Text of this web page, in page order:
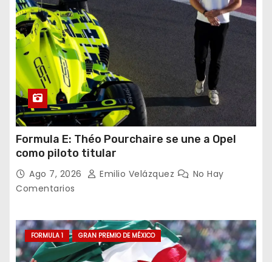
Formula E: Théo Pourchaire se une a Opel
como piloto titular
Ago 7, 2026 Emilio Velázquez
No Hay
Comentarios
FORMULA 1 GRAN PREMIO DE MÉXICO